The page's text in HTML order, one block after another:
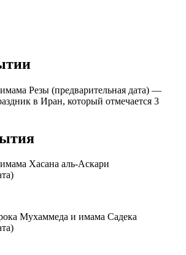
Резы (предварительная дата) —
в Иран, который отмечается 3
Хасана аль-Аскари
Мухаммеда и имама Садека